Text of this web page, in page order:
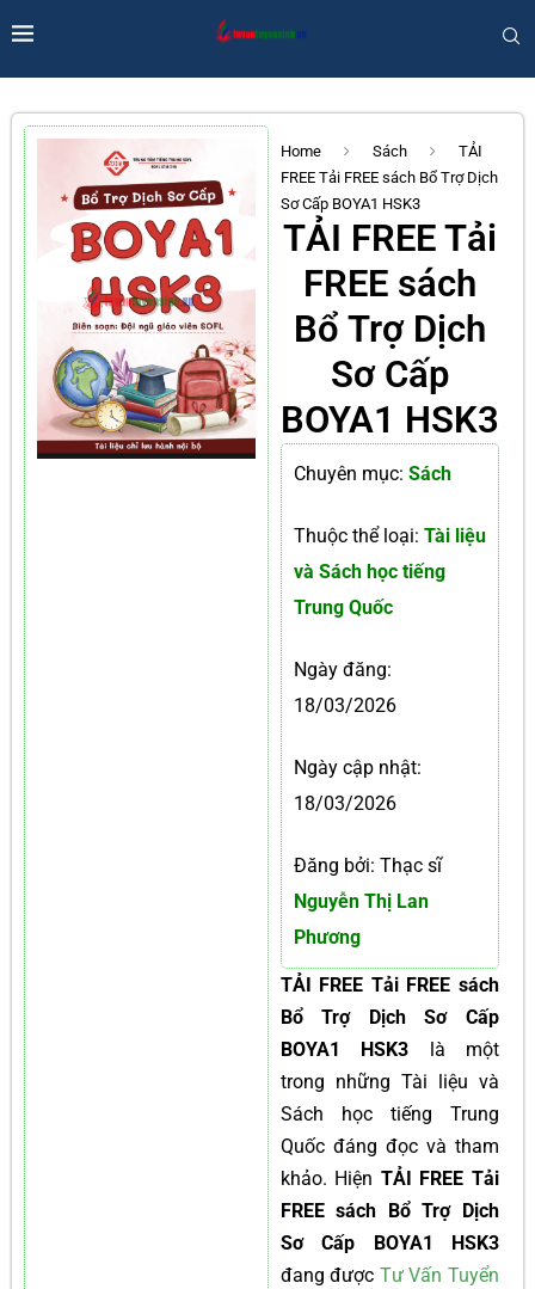
Home Sách
TẢI
FREE Tải FREE sách Bổ Trợ Dịch
Sơ Cấp BOYA1 HSK3
TẢI FREE Tải
FREE sách
Bổ Trợ Dịch
Sơ Cấp
BOYA1 HSK3
Chuyên mục: Sách
Thuộc thể loại: Tài liệu
và Sách học tiếng
Trung Quốc
Ngày đăng:
18/03/2026
Ngày cập nhật:
18/03/2026
Đăng bởi: Thạc sĩ
Nguyễn Thị Lan
Phương
TẢI FREE Tải FREE sách
Bổ Trợ Dịch Sơ Cấp
BOYA1 HSK3 là một
trong những Tài liệu và
Sách học tiếng Trung
Quốc đáng đọc và tham
khảo. Hiện TẢI FREE Tải
FREE sách Bổ Trợ Dịch
Sơ Cấp BOYA1 HSK3
đang được Tư Vấn Tuyển